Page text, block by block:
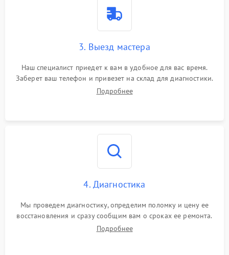
3. Выезд мастера
Наш специалист приедет к вам в удобное для вас время.
Заберет ваш телефон и привезет на склад для диагностики.
Подробнее
4. Диагностика
Мы проведем диагностику, определим поломку и цену ее
восстановления и сразу сообщим вам о сроках ее ремонта.
Подробнее